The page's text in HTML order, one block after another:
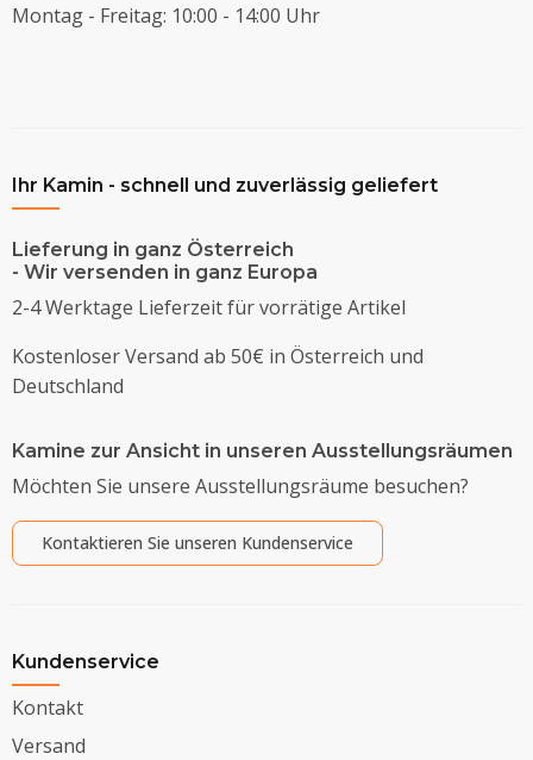
Montag - Freitag: 10:00 - 14:00 Uhr
Ihr Kamin - schnell und zuverlässig geliefert
Lieferung in ganz Österreich
- Wir versenden in ganz Europa
2-4 Werktage Lieferzeit für vorrätige Artikel
Kostenloser Versand ab 50€ in Österreich und
Deutschland
Kamine zur Ansicht in unseren Ausstellungsräumen
Möchten Sie unsere Ausstellungsräume besuchen?
Kontaktieren Sie unseren Kundenservice
Kundenservice
Kontakt
Versand